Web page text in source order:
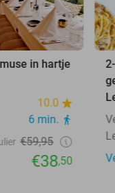
in hartje
10.0
6 min.
€59,95
€38,50